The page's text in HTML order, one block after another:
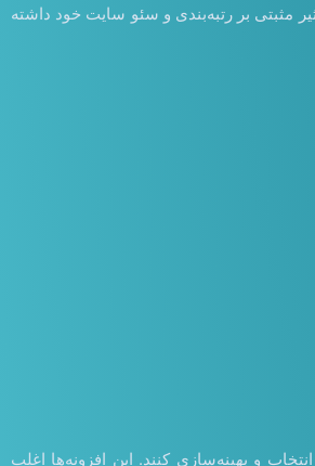
مثبتی بر رتبه‌بندی و سئو سایت خود داشته
و بهینه‌سازی کنند. این افزونه‌ها اغلب